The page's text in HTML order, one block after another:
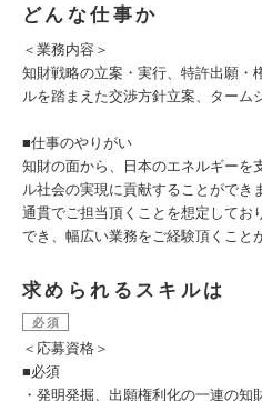
どんな仕事か
＜業務内容＞
知財戦略の立案・実行、特許出願・
ルを踏まえた交渉方針立案、ターム
■仕事のやりがい
知財の面から、日本のエネルギーを
ル社会の実現に貢献することができ
通貫でご担当頂くことを想定してお
でき、幅広い業務をご経験頂くこと
求められるスキルは
必須
＜応募資格＞
■必須
・発明発掘、出願権利化の一連の知